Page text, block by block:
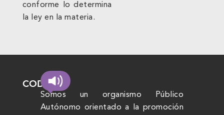
conforme lo determina
la ley en la materia.
CODHEM
Somos un organismo Público
Autónomo orientado a la promoción